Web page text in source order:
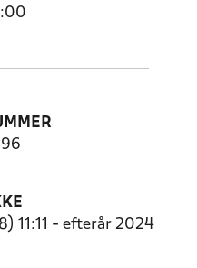
11:11 - efterår 2024